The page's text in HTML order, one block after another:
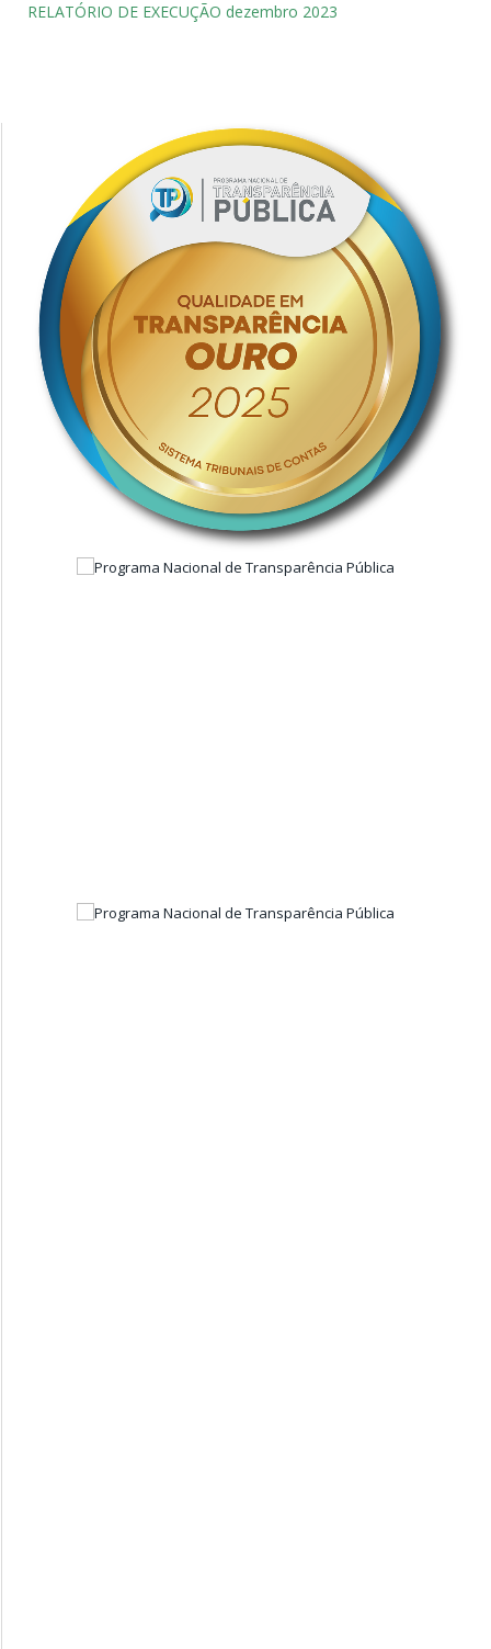
RELATÓRIO DE EXECUÇÃO dezembro 2023